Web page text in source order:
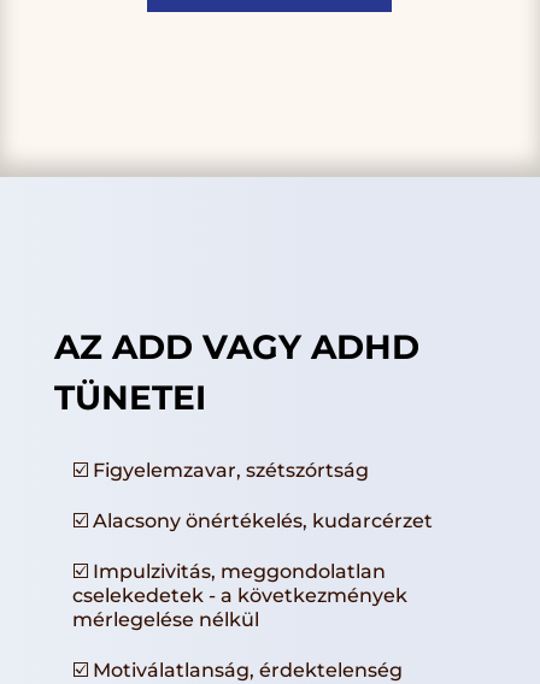
AZ ADD VAGY ADHD
TÜNETEI
☑️ Figyelemzavar, szétszórtság
☑️ Alacsony önértékelés, kudarcérzet
☑️ Impulzivitás, meggondolatlan
cselekedetek - a következmények
mérlegelése nélkül
☑️ Motiválatlanság, érdektelenség